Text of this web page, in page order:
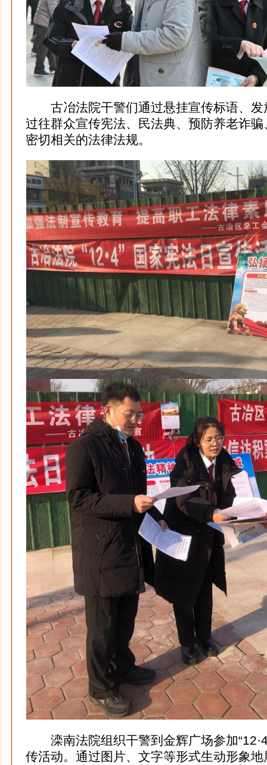
古冶法院干警们通过悬挂宣传标语、发
过往群众宣传宪法、民法典、预防养老诈
密切相关的法律法规。
滦南法院组织干警到金辉广场参加
传活动。通过图片、文字等形式生动形象